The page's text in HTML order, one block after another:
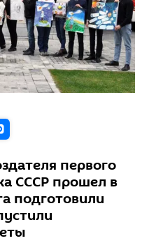
первого
СССР прошел в
подготовили